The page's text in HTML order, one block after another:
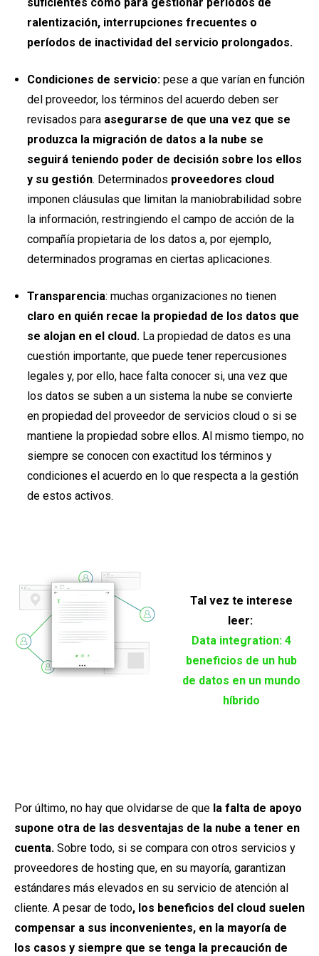
ralentización, interrupciones frecuentes o
períodos de inactividad del servicio prolongados.
Condiciones de servicio:pese a que varían en función
del proveedor, los términos del acuerdo deben ser
revisados para asegurarse de que una vez que se
produzca la migración de datos a la nube se
seguirá teniendo poder de decisión sobre los ellos
y su gestión. Determinados proveedores cloud
imponen cláusulas que limitan la maniobrabilidad sobre
la información, restringiendo el campo de acción de la
compañía propietaria de los datos a, por ejemplo,
determinados programas en ciertas aplicaciones.
Transparencia: muchas organizaciones no tienen
claro en quién recae la propiedad de los datos que
se alojan en el cloud. La propiedad de datos es una
cuestión importante, que puede tener repercusiones
legales y, por ello, hace falta conocer si, una vez que
los datos se suben a un sistema la nube se convierte
en propiedad del proveedor de servicios cloud o si se
mantiene la propiedad sobre ellos. Al mismo tiempo, no
siempre se conocen con exactitud los términos y
condiciones el acuerdo en lo que respecta a la gestión
de estos activos.
Tal vez te interese
leer:
Data integration: 4
beneficios de un hub
de datos en un mundo
híbrido
Por último, no hay que olvidarse de que la falta de apoyo
supone otra de las desventajas de la nube a tener en
cuenta. Sobre todo, si se compara con otros servicios y
proveedores de hosting que, en su mayoría, garantizan
estándares más elevados en su servicio de atención al
cliente. A pesar de todo, los beneficios del cloud suelen
compensar a sus inconvenientes, en la mayoría de
los casos y siempre que se tenga la precaución de